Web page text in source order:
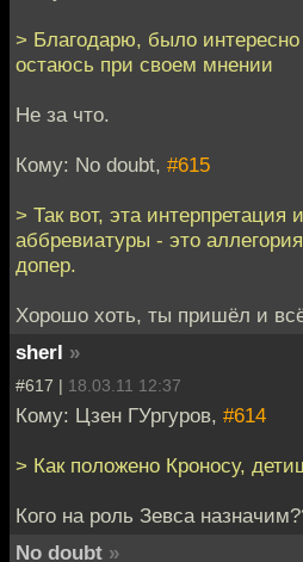
> Благодарю, было интересно
остаюсь при своем мнении
Не за что.
Кому: No doubt, #615
> Так вот, эта
аббревиатуры - это
допер.
Хорошо хоть, ты пришёл и
sherl »
#617 | 18.03.11 12:37
Кому: Цзен ГУргуров, #614
> Как положено Кроносу,
Кого на роль Зевса
No doubt »